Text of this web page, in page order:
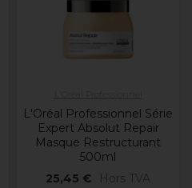
L'Oréal Professionnel Série
Expert Absolut Repair
Masque Restructurant
500ml
25,45 €
Hors TVA